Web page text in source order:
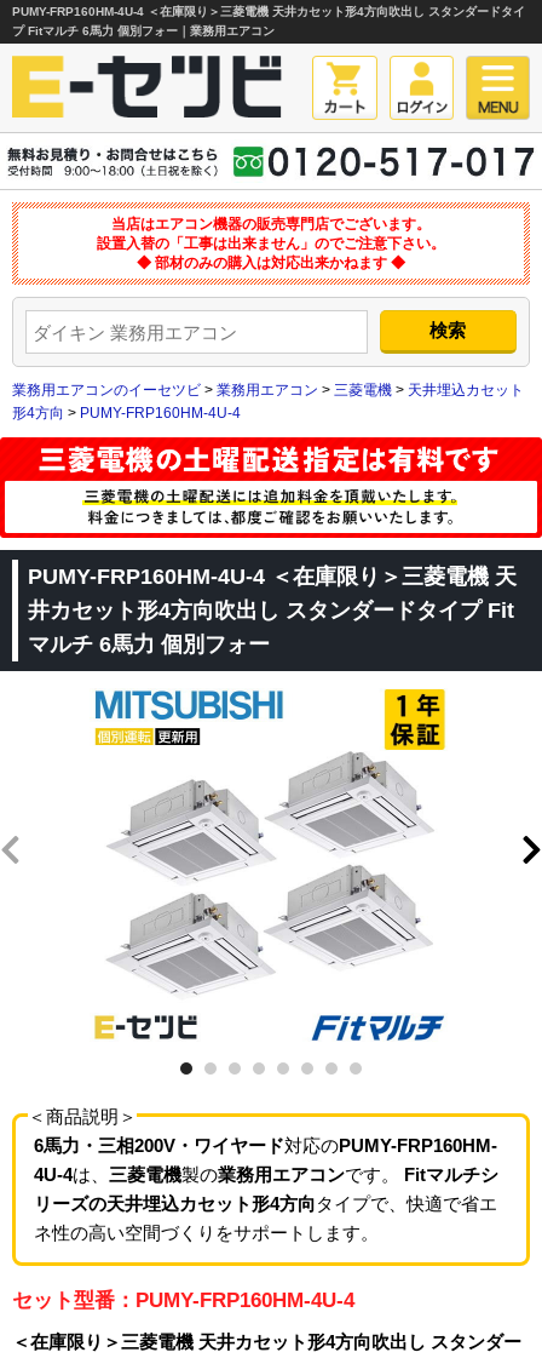
PUMY-FRP160HM-4U-4 ＜在庫限り＞三菱電機 天井カセット形4方向吹出し スタンダードタイ
プ Fitマルチ 6馬力 個別フォー｜業務用エアコン
当店はエアコン機器の販売専門店でございます。
設置入替の「工事は出来ません」のでご注意下さい。
◆ 部材のみの購入は対応出来かねます ◆
業務用エアコンのイーセツビ > 業務用エアコン > 三菱電機 > 天井埋込カセット
形4方向 > PUMY-FRP160HM-4U-4
PUMY-FRP160HM-4U-4 ＜在庫限り＞三菱電機 天
井カセット形4方向吹出し スタンダードタイプ Fit
マルチ 6馬力 個別フォー
＜商品説明＞
6馬力・三相200V・ワイヤード対応のPUMY-FRP160HM-
4U-4は、 三菱電機製の業務用エアコンです。 Fitマルチシ
リーズの天井埋込カセット形4方向タイプで、快適で省エ
ネ性の高い空間づくりをサポートします。
セット型番：PUMY-FRP160HM-4U-4
＜在庫限り＞三菱電機 天井カセット形4方向吹出し スタンダー